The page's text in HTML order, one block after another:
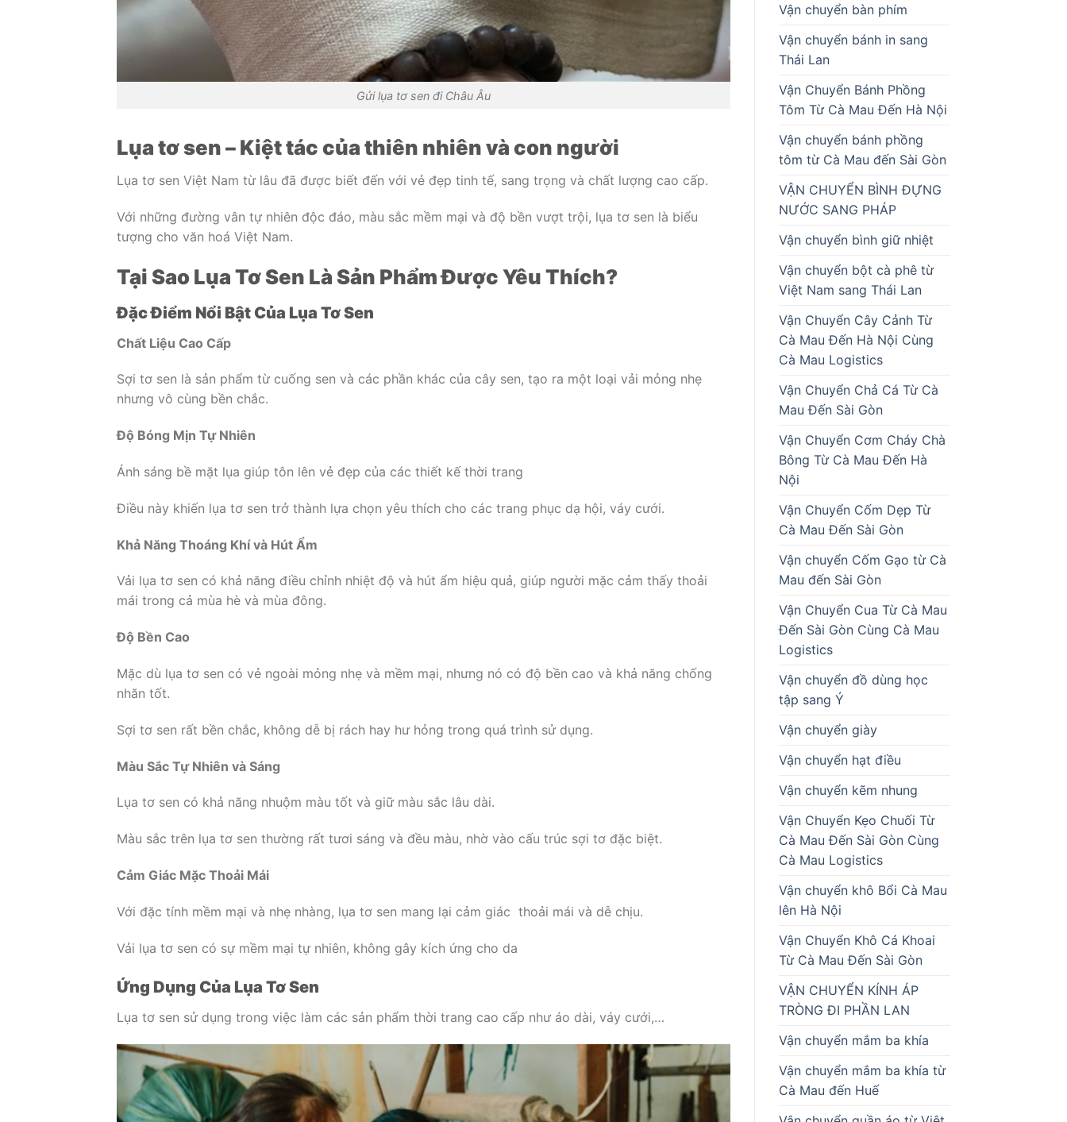
Gửi lụa tơ sen đi Châu Âu
Lụa tơ sen – Kiệt tác của thiên nhiên và con người
Lụa tơ sen Việt Nam từ lâu đã được biết đến với vẻ đẹp tinh tế, sang trọng và chất lượng cao cấp.
Với những đường vân tự nhiên độc đáo, màu sắc mềm mại và độ bền vượt trội, lụa tơ sen là biểu
tượng cho văn hoá Việt Nam.
Tại Sao Lụa Tơ Sen Là Sản Phẩm Được Yêu Thích?
Đặc Điểm Nổi Bật Của Lụa Tơ Sen
Chất Liệu Cao Cấp
Sợi tơ sen là sản phẩm từ cuống sen và các phần khác của cây sen, tạo ra một loại vải mỏng nhẹ
nhưng vô cùng bền chắc.
Độ Bóng Mịn Tự Nhiên
Ánh sáng bề mặt lụa giúp tôn lên vẻ đẹp của các thiết kế thời trang
Điều này khiến lụa tơ sen trở thành lựa chọn yêu thích cho các trang phục dạ hội, váy cưới.
Khả Năng Thoáng Khí và Hút Ẩm
Vải lụa tơ sen có khả năng điều chỉnh nhiệt độ và hút ẩm hiệu quả, giúp người mặc cảm thấy thoải
mái trong cả mùa hè và mùa đông.
Độ Bền Cao
Mặc dù lụa tơ sen có vẻ ngoài mỏng nhẹ và mềm mại, nhưng nó có độ bền cao và khả năng chống
nhăn tốt.
Sợi tơ sen rất bền chắc, không dễ bị rách hay hư hỏng trong quá trình sử dụng.
Màu Sắc Tự Nhiên và Sáng
Lụa tơ sen có khả năng nhuộm màu tốt và giữ màu sắc lâu dài.
Màu sắc trên lụa tơ sen thường rất tươi sáng và đều màu, nhờ vào cấu trúc sợi tơ đặc biệt.
Cảm Giác Mặc Thoải Mái
Với đặc tính mềm mại và nhẹ nhàng, lụa tơ sen mang lại cảm giác thoải mái và dễ chịu.
Vải lụa tơ sen có sự mềm mại tự nhiên, không gây kích ứng cho da
Ứng Dụng Của Lụa Tơ Sen
Lụa tơ sen sử dụng trong việc làm các sản phẩm thời trang cao cấp như áo dài, váy cưới,…
Vận chuyển bàn phím
Vận chuyển bánh in sang
Thái Lan
Vận Chuyển Bánh Phồng
Tôm Từ Cà Mau Đến Hà Nội
Vận chuyển bánh phồng
tôm từ Cà Mau đến Sài Gòn
VẬN CHUYỂN BÌNH ĐỰNG
NƯỚC SANG PHÁP
Vận chuyển bình giữ nhiệt
Vận chuyển bột cà phê từ
Việt Nam sang Thái Lan
Vận Chuyển Cây Cảnh Từ
Cà Mau Đến Hà Nội Cùng
Cà Mau Logistics
Vận Chuyển Chả Cá Từ Cà
Mau Đến Sài Gòn
Vận Chuyển Cơm Cháy Chà
Bông Từ Cà Mau Đến Hà
Nội
Vận Chuyển Cốm Dẹp Từ
Cà Mau Đến Sài Gòn
Vận chuyển Cốm Gạo từ Cà
Mau đến Sài Gòn
Vận Chuyển Cua Từ Cà Mau
Đến Sài Gòn Cùng Cà Mau
Logistics
Vận chuyển đồ dùng học
tập sang Ý
Vận chuyển giày
Vận chuyển hạt điều
Vận chuyển kẽm nhung
Vận Chuyển Kẹo Chuối Từ
Cà Mau Đến Sài Gòn Cùng
Cà Mau Logistics
Vận chuyển khô Bổi Cà Mau
lên Hà Nội
Vận Chuyển Khô Cá Khoai
Từ Cà Mau Đến Sài Gòn
VẬN CHUYỂN KÍNH ÁP
TRÒNG ĐI PHẦN LAN
Vận chuyển mắm ba khía
Vận chuyển mắm ba khía từ
Cà Mau đến Huế